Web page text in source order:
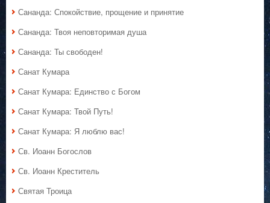
Сананда: Спокойствие, прощение и принятие
Сананда: Твоя неповторимая душа
Сананда: Ты свободен!
Санат Кумара
Санат Кумара: Единство с Богом
Санат Кумара: Твой Путь!
Санат Кумара: Я люблю вас!
Св. Иоанн Богослов
Св. Иоанн Креститель
Святая Троица